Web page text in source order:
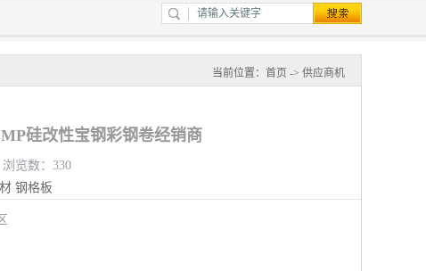
当前位置： 首页 -> 供应商机
硅改性宝钢彩钢卷经销商
览数：330
钢格板